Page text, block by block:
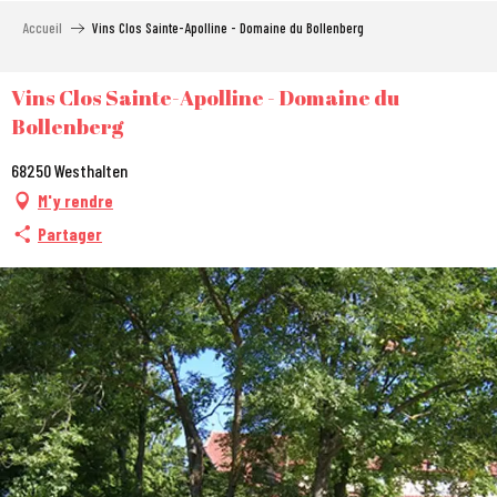
principal
Accueil Vins Clos Sainte-Apolline - Domaine du Bollenberg
Vins Clos Sainte-Apolline - Domaine du
Bollenberg
68250 Westhalten
M'y rendre
Partager